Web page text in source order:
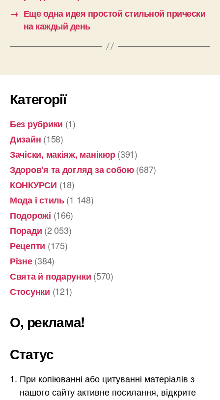
→ Еще одна идея простой стильной прически
на каждый день
Категорії
Без рубрики (1)
Дизайн (158)
Зачіски, макіяж, манікюр(391)
Здоров'я та догляд за собою(687)
КОНКУРСИ (18)
Мода і стиль(1 148)
Подорожі (166)
Поради (2 053)
Рецепти (175)
Різне(384)
Свята й подарунки (570)
Стосунки (121)
О, реклама!
Статус
При копіюванні або цитуванні матеріалів з
нашого сайту активне посилання, відкрите